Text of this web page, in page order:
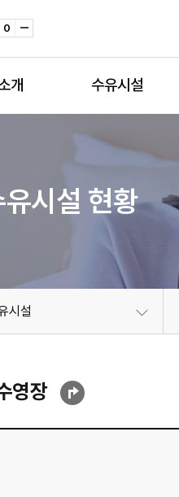
0
개 수유시설
시설 현황
시설
영장